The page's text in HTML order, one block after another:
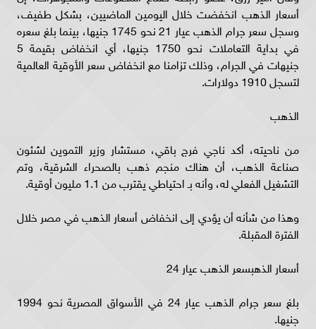
أسعار الذهب انخفضت خلال اليومين الماضيين، بشكل طفيف،
وسجل سعر جرام الذهب عيار 21 نحو 1745 جنيها، بينما بلغ سعره
في بداية التعاملات نحو 1750 جنيها، أي انخفاض بقيمة 5
جنيهات في الجرام، وذلك تزامنا مع انخفاض سعر الأوقية العالمية
لتسجل 1910 دولارات.
الذهب
من ناحيته، أكد ناجي فرج باقي، مستشار وزير التموين لشئون
صناعة الذهب، أن هناك منجم ذهب بالصحراء الشرقية، وتم
التشغيل الفعلي له، وأنه بـ احتياطي يقترب من 1.1 مليون أوقية.
وهذا من شأنه أن يؤدي إلى انخفاض أسعار الذهب في مصر خلال
الفترة المقبلة.
أسعار الذهبسعر الذهب عيار 24
بلغ سعر جرام الذهب عيار 24 في الأسواق المصرية نحو 1994
جنيها.